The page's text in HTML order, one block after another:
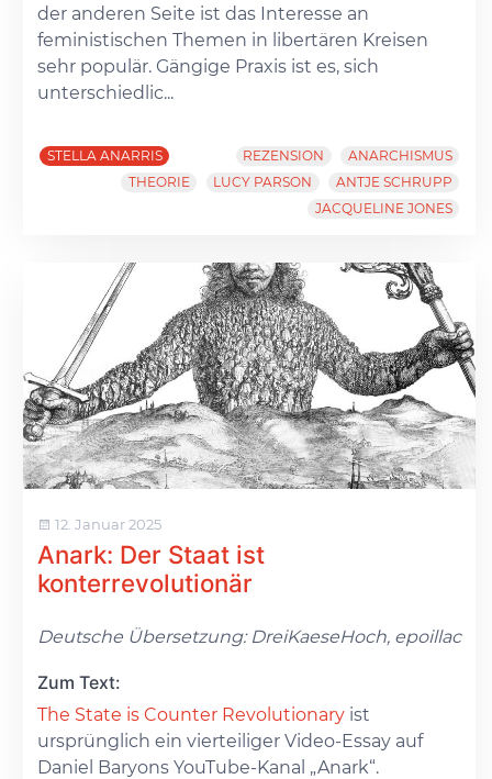
der anderen Seite ist das Interesse an
feministischen Themen in libertären Kreisen
sehr populär. Gängige Praxis ist es, sich
unterschiedlic...
STELLA ANARRIS REZENSION
ANARCHISMUS
THEORIE
LUCY PARSON
ANTJE SCHRUPP
JACQUELINE JONES
12. Januar 2025
Anark: Der Staat ist
konterrevolutionär
Deutsche Übersetzung: DreiKaeseHoch, epoillac
Zum Text:
The State is Counter Revolutionaryist
ursprünglich ein vierteiliger Video-Essay auf
Daniel Baryons YouTube-Kanal „Anark“.